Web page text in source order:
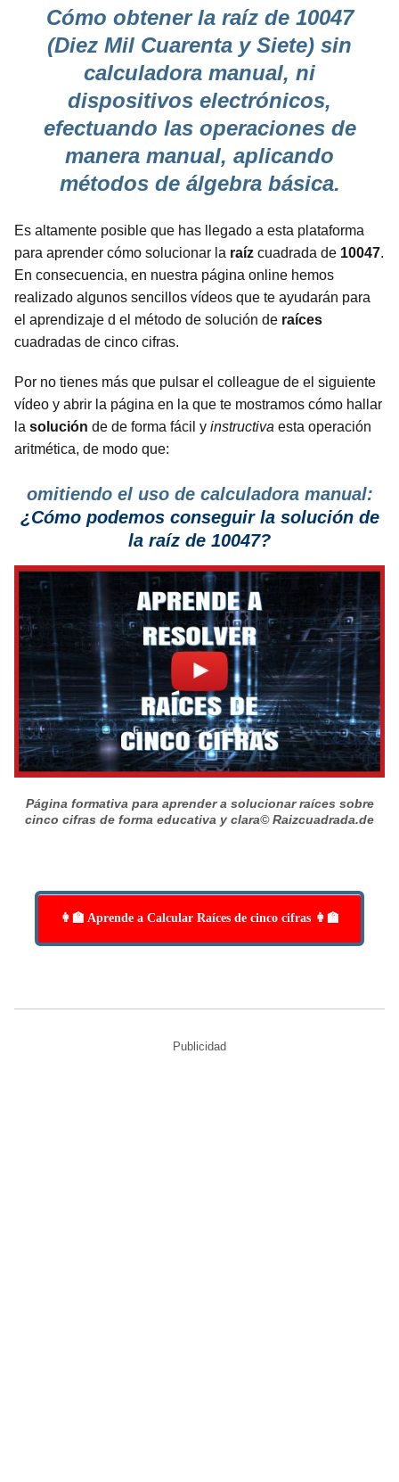
Cómo obtener la raíz de 10047
(Diez Mil Cuarenta y Siete) sin
calculadora manual, ni
dispositivos electrónicos,
efectuando las operaciones de
manera manual, aplicando
métodos de álgebra básica.
Es altamente posible que has llegado a esta plataforma
para aprender cómo solucionar la raíz cuadrada de 10047.
En consecuencia, en nuestra página online hemos
realizado algunos sencillos vídeos que te ayudarán para
el aprendizaje d el método de solución de raíces
cuadradas de cinco cifras.
Por no tienes más que pulsar el colleague de el siguiente
vídeo y abrir la página en la que te mostramos cómo hallar
la solución de de forma fácil y instructiva esta operación
aritmética, de modo que:
omitiendo el uso de calculadora manual:
¿Cómo podemos conseguir la solución de
la raíz de 10047?
Página formativa para aprender a solucionar raíces sobre
cinco cifras de forma educativa y clara© Raizcuadrada.de
👩‍🏫 Aprende a Calcular Raíces de cinco cifras 👩‍🏫
Publicidad